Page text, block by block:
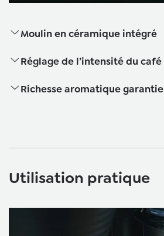
Moulin en céramique intégré
Réglage de l’intensité du café
Richesse aromatique garantie
Utilisation pratique